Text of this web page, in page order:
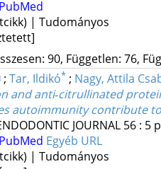
PubMed
| Tudományos
90, Független: 76,
; Tar, Ildikó* ; Nagy, Attila
and anti‐citrullinated
autoimmunity contribute
JOURNAL 56: 5
PubMed Egyéb URL
| Tudományos